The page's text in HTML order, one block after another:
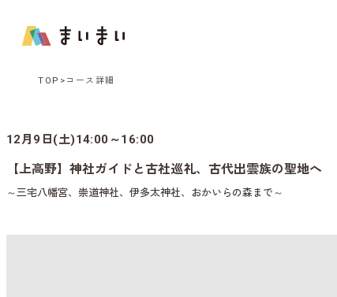
TOP コース詳細
12月9日(土)14:00～16:00
【上高野】神社ガイドと古社巡礼、古代出雲族の聖地へ
～三宅八幡宮、崇道神社、伊多太神社、おかいらの森まで～